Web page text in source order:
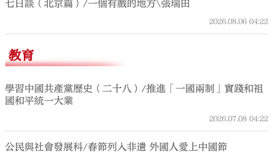
七日談（北京篇）/一個有戲的地方\張瑞田
2026.08.06 04:22
教育
學習中國共產黨歷史（二十八）/推進「一國兩制」實踐和祖
國和平統一大業
2026.07.08 04:22
公民與社會發展科/春節列入非遺 外國人愛上中國節